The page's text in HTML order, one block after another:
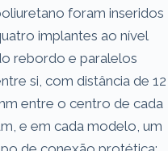
foram inseridos
implantes ao nível
rebordo e paralelos
si, com distância de 12
entre o centro de cada
e em cada modelo, um